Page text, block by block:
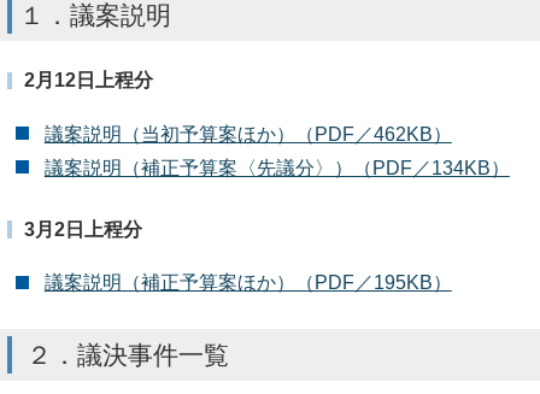
１．議案説明
2月12日上程分
議案説明（当初予算案ほか）（PDF／462KB）
議案説明（補正予算案〈先議分〉）（PDF／134KB）
3月2日上程分
議案説明（補正予算案ほか）（PDF／195KB）
２．議決事件一覧